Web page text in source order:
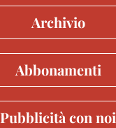
Archivio
Abbonamenti
Pubblicità con noi